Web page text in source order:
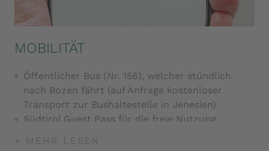
MOBILITÄT
Öffentlicher Bus (Nr. 156), welcher stündlich
nach Bozen fährt (auf Anfrage kostenloser
Transport zur Bushaltestelle in Jenesien)
Südtirol Guest Pass für die freie Nutzung
Seilbahnen, gültig vom Anreise- bis zum
+ MEHR LESEN